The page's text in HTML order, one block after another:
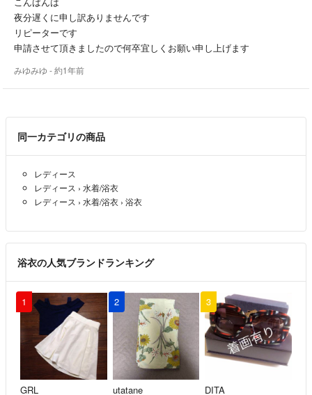
夜分遅くに申し訳ありませんです
リピーターです
申請させて頂きましたので何卒宜しくお願い申し上げます
みゆみゆ - 約1年前
同一カテゴリの商品
レディース
レディース › 水着/浴衣
レディース › 水着/浴衣 › 浴衣
浴衣の人気ブランドランキング
1
GRL
2
utatane
3
DITA